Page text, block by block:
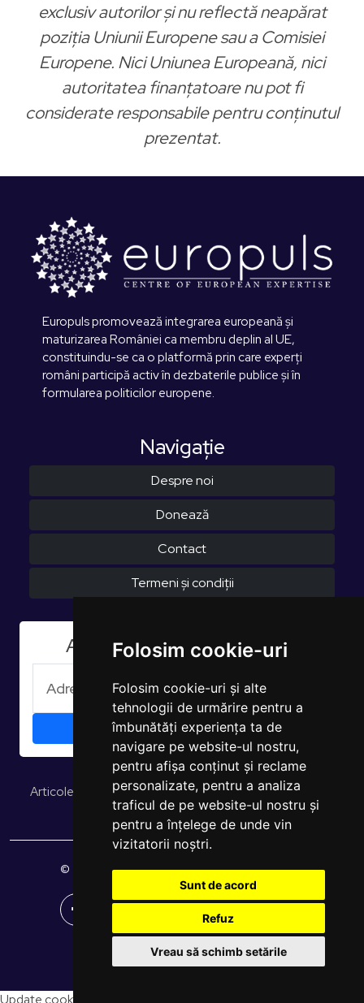
Folosim cookie-uri
Folosim cookie-uri și alte
tehnologii de urmărire pentru a
îmbunătăți experiența ta de
navigare pe website-ul nostru,
pentru afișa conținut și reclame
personalizate, pentru a analiza
traficul de pe website-ul nostru și
pentru a înțelege de unde vin
vizitatorii noștri.
Sunt de acord
Refuz
Vreau să schimb setările
exclusiv autorilor și nu reflectă neapărat
poziția Uniunii Europene sau a Comisiei
Europene. Nici Uniunea Europeană, nici
autoritatea finanțatoare nu pot fi
considerate responsabile pentru conținutul
prezentat.
Europuls promovează integrarea europeană și
maturizarea României ca membru deplin al UE,
constituindu-se ca o platformă prin care experți
români participă activ în dezbaterile publice și în
formularea politicilor europene.
Navigaţie
Despre noi
Donează
Contact
Termeni și condiții
Aboneaza-te la Newsletter
Articole și opiniiStudii și rapoarteEUROPULS Rezultate
© 2026 EUROPULS. Toate drepturile rezervate.
Site creat de WebShop Solutions
Update cookies preferences